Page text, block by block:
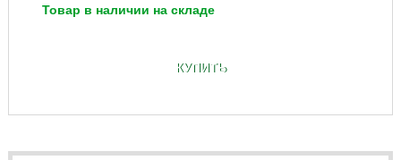
Товар в наличии на складе
КУПИТЬ